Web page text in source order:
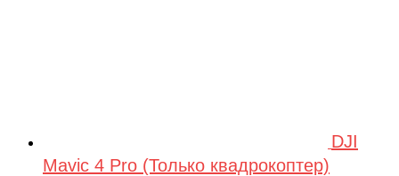
DJI
Mavic 4 Pro (Только квадрокоптер)